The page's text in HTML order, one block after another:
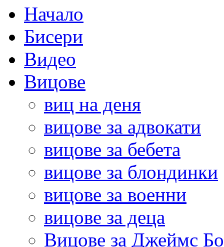
Начало
Бисери
Видео
Вицове
виц на деня
вицове за адвокати
вицове за бебета
вицове за блондинки
вицове за военни
вицове за деца
Вицове за Джеймс